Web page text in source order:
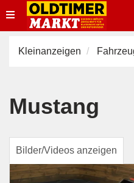
Toggle
navigation
Kleinanzeigen
Mustang
Bilder/Videos anzeigen